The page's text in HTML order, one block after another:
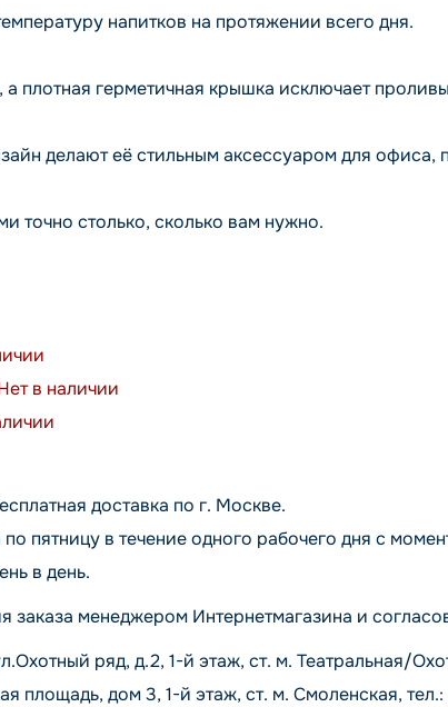
напитков на протяжении всего дня.
плотная герметичная крышка исключает
делают её стильным аксессуаром для офиса,
точно столько, сколько вам нужно.
в наличии
доставка по г. Москве.
пятницу в течение одного рабочего дня с
в день.
заказа менеджером Интернетмагазина и
ряд, д.2, 1-й этаж, ст. м. Театральная/
площадь, дом 3, 1-й этаж, ст. м. Смоленская, тел.: